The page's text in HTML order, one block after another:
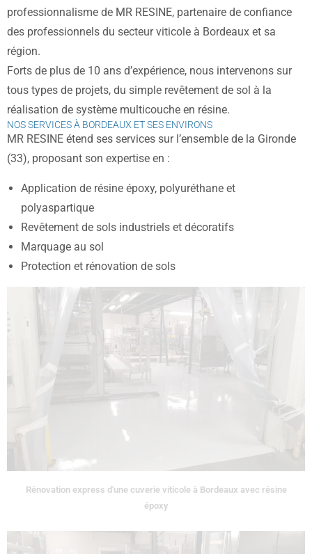
professionnalisme de MR RESINE, partenaire de confiance
des professionnels du secteur viticole à Bordeaux et sa
région.
Forts de plus de 10 ans d’expérience, nous intervenons sur
tous types de projets, du simple revêtement de sol à la
réalisation de système multicouche en résine.
NOS SERVICES À BORDEAUX ET SES ENVIRONS
MR RESINE étend ses services sur l’ensemble de la Gironde
(33), proposant son expertise en :
Application de résine époxy, polyuréthane et
polyaspartique
Revêtement de sols industriels et décoratifs
Marquage au sol
Protection et rénovation de sols
Rénovation express d'une cuverie viticole à Bordeaux avec résine
époxy